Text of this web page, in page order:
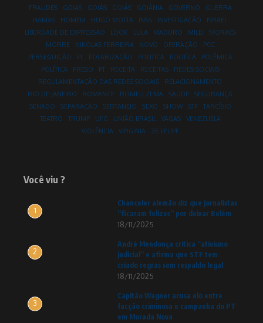
FRAUDES
GOIAS GOIÁS GOIÁS GOIÂNIA GOVERNO
GUERRA
HAMAS
HOMEM HUGO MOTTA INSS INVESTIGAÇÃO
ISRAEL
LIBERDADE DE EXPRESSÃO
LOOK LULA MADURO MILEI
MORAES
MORRE
NIKOLAS FERREIRA NOVO OPERAÇÃO
PCC
PERSEGUIÇÃO
PL POLARIZAÇÃO POLITICA POLITÍCA
POLÊMICA
POLÍTICA
PRESO PT RECEITA RECEITAS
REDES SOCIAIS
REGULAMENTAÇÃO DAS REDES SOCIAIS
RELACIONAMENTO
RIO DE JANEIRO
ROMANCE ROMEU ZEMA SAÚDE
SEGURANÇA
SENADO
SEPARAÇÃO SERTANEJO SEXO SHOW STF
TARCÍSIO
TEATRO
TRUMP UFG UNIÃO BRASIL VAGAS
VENEZUELA
VIOLÊNCIA
VIRGINIA ZE FELIPE
Você viu ?
1
Chanceler alemão diz que jornalistas
“ficaram felizes” por deixar Belém
18/11/2025
2
André Mendonça critica “ativismo
judicial” e afirma que STF tem
criado regras sem respaldo legal
18/11/2025
3
Capitão Wagner acusa elo entre
facção criminosa e campanha do PT
em Morada Nova